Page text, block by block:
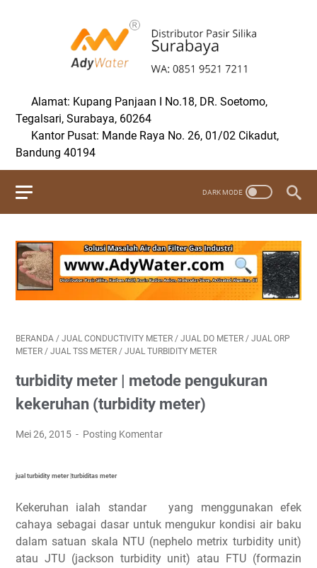
Alamat: Kupang Panjaan I No.18, DR. Soetomo,
Tegalsari, Surabaya, 60264
Kantor Pusat: Mande Raya No. 26, 01/02 Cikadut,
Bandung 40194
BERANDA / JUAL CONDUCTIVITY METER / JUAL DO METER / JUAL ORP
METER / JUAL TSS METER / JUAL TURBIDITY METER
turbidity meter | metode pengukuran
kekeruhan (turbidity meter)
Mei 26, 2015 Posting Komentar
jual turbidity meter |turbiditas meter
Kekeruhan ialah standar yang menggunakan efek
cahaya sebagai dasar untuk mengukur kondisi air baku
dalam satuan skala NTU (nephelo metrix turbidity unit)
atau JTU (jackson turbidity unit) atau FTU (formazin